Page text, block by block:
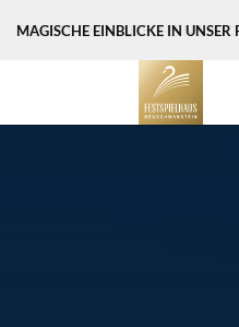
MAGISCHE EINBLICKE IN UNSER